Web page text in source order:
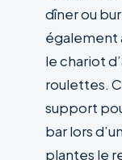
dîner ou
également
le chariot
roulettes.
support
bar lors
plantes le